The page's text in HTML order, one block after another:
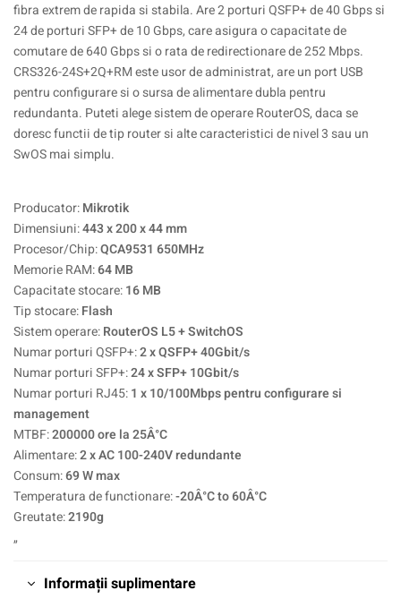
fibra extrem de rapida si stabila. Are 2 porturi QSFP+ de 40 Gbps si
24 de porturi SFP+ de 10 Gbps, care asigura o capacitate de
comutare de 640 Gbps si o rata de redirectionare de 252 Mbps.
CRS326-24S+2Q+RM este usor de administrat, are un port USB
pentru configurare si o sursa de alimentare dubla pentru
redundanta. Puteti alege sistem de operare RouterOS, daca se
doresc functii de tip router si alte caracteristici de nivel 3 sau un
SwOS mai simplu.
Producator:Mikrotik
Dimensiuni:443 x 200 x 44 mm
Procesor/Chip:QCA9531 650MHz
Memorie RAM:64 MB
Capacitate stocare:16 MB
Tip stocare:Flash
Sistem operare:RouterOS L5 + SwitchOS
Numar porturi QSFP+:2 x QSFP+ 40Gbit/s
Numar porturi SFP+:24 x SFP+ 10Gbit/s
Numar porturi RJ45:1 x 10/100Mbps pentru configurare si
management
MTBF:200000 ore la 25Â°C
Alimentare:2 x AC 100-240V redundante
Consum:69 W max
Temperatura de functionare:-20Â°C to 60Â°C
Greutate:2190g
„
Informații suplimentare